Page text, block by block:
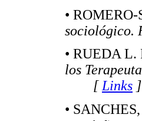
•
• RUEDA
los
[Links ]
•